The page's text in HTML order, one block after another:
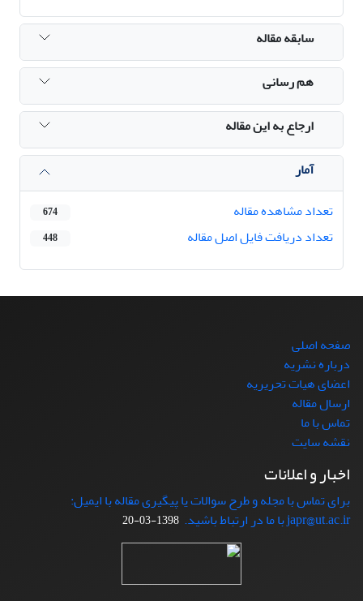
سابقه مقاله
هم رسانی
ارجاع به این مقاله
آمار
تعداد مشاهده مقاله
674
تعداد دریافت فایل اصل مقاله 448
صفحه اصلی
درباره نشریه
اعضای هیات تحریریه
ارسال مقاله
تماس با ما
نقشه سایت
اخبار و اعلانات
برای تماس با مجله و طرح سوالات یا پیگیری مقاله با ایمیل:
japr@ut.ac.ir با ما در ارتباط باشید.
1398-03-20